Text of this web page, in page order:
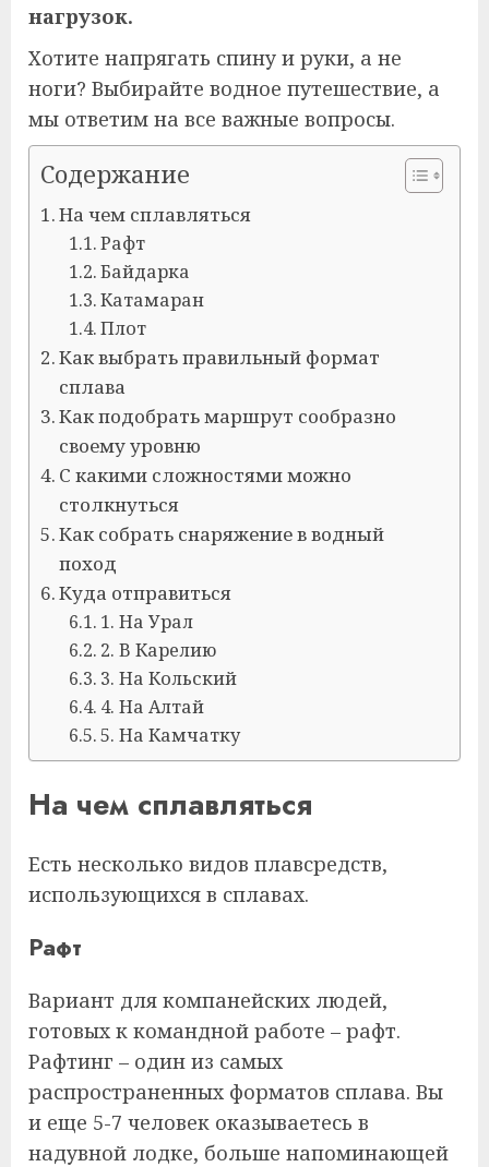
нагрузок.
Хотите напрягать спину и руки, а не
ноги? Выбирайте водное путешествие, а
мы ответим на все важные вопросы.
Содержание
На чем сплавляться
Рафт
Байдарка
Катамаран
Плот
Как выбрать правильный формат
сплава
Как подобрать маршрут сообразно
своему уровню
С какими сложностями можно
столкнуться
Как собрать снаряжение в водный
поход
Куда отправиться
1. На Урал
2. В Карелию
3. На Кольский
4. На Алтай
5. На Камчатку
На чем сплавляться
Есть несколько видов плавсредств,
использующихся в сплавах.
Рафт
Вариант для компанейских людей,
готовых к командной работе – рафт.
Рафтинг – один из самых
распространенных форматов сплава. Вы
и еще 5-7 человек оказываетесь в
надувной лодке, больше напоминающей